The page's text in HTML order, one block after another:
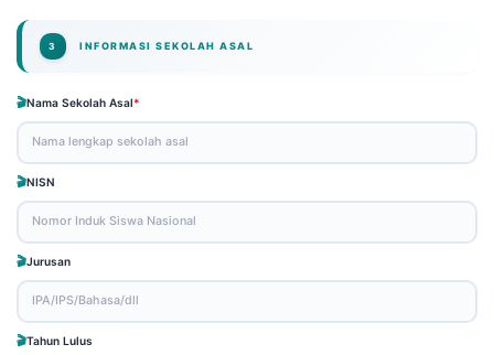
3 INFORMASI SEKOLAH ASAL
Nama Sekolah Asal*
NISN
Jurusan
Tahun Lulus